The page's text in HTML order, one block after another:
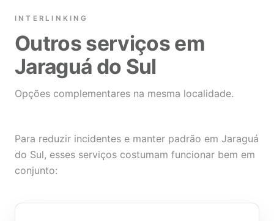
INTERLINKING
Outros serviços em
Jaraguá do Sul
Opções complementares na mesma localidade.
Para reduzir incidentes e manter padrão em Jaraguá
do Sul, esses serviços costumam funcionar bem em
conjunto: